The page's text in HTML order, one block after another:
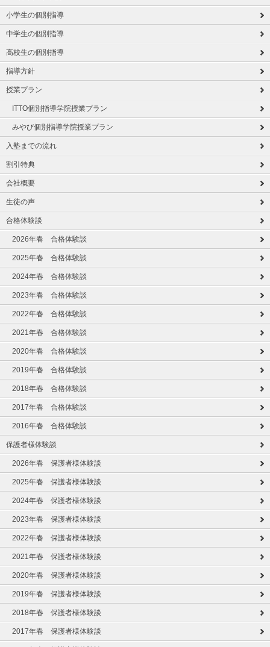
小学生の個別指導
中学生の個別指導
高校生の個別指導
指導方針
授業プラン
ITTO個別指導学院授業プラン
みやび個別指導学院授業プラン
入塾までの流れ
割引特典
会社概要
生徒の声
合格体験談
2026年春 合格体験談
2025年春 合格体験談
2024年春 合格体験談
2023年春 合格体験談
2022年春 合格体験談
2021年春 合格体験談
2020年春 合格体験談
2019年春 合格体験談
2018年春 合格体験談
2017年春 合格体験談
2016年春 合格体験談
保護者様体験談
2026年春 保護者様体験談
2025年春 保護者様体験談
2024年春 保護者様体験談
2023年春 保護者様体験談
2022年春 保護者様体験談
2021年春 保護者様体験談
2020年春 保護者様体験談
2019年春 保護者様体験談
2018年春 保護者様体験談
2017年春 保護者様体験談